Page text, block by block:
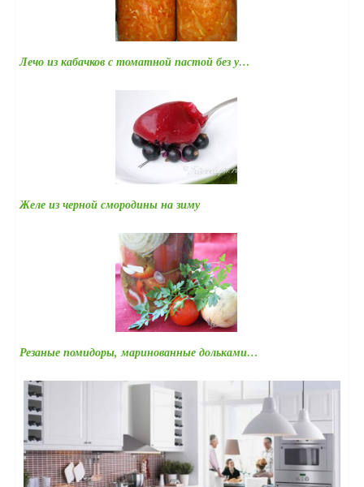
Лечо из кабачков с томатной пастой без у…
Желе из черной смородины на зиму
Резаные помидоры, маринованные дольками…